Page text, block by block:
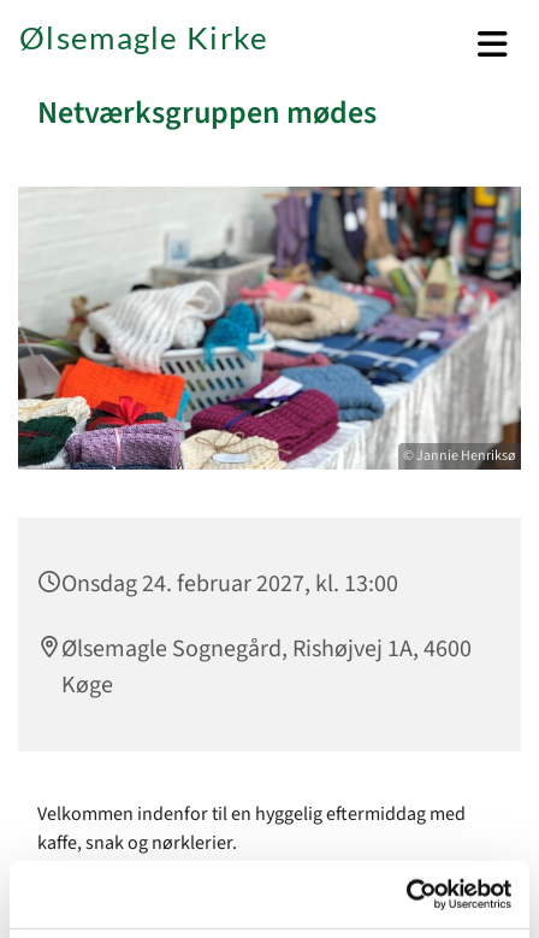
Ølsemagle Kirke
Netværksgruppen mødes
© Jannie Henriksø
Onsdag 24. februar 2027, kl. 13:00
Ølsemagle Sognegård, Rishøjvej 1A, 4600
Køge
Velkommen indenfor til en hyggelig eftermiddag med
kaffe, snak og nørklerier.
Vi byder alle velkommen i vores gruppe! Uanset om du er